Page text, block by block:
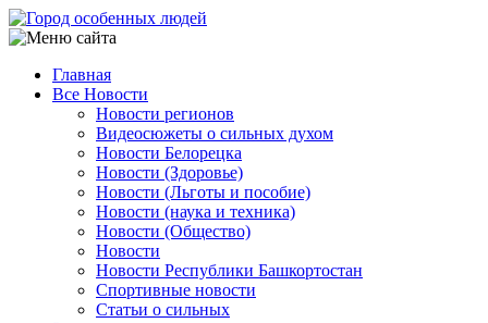
Перейти
к
содержанию
Main
navigation
Главная
Все Новости
Новости регионов
Видеосюжеты о сильных духом
Новости Белорецка
Новости (Здоровье)
Новости (Льготы и пособие)
Новости (наука и техника)
Новости (Общество)
Новости
Новости Республики Башкортостан
Спортивные новости
Статьи о сильных